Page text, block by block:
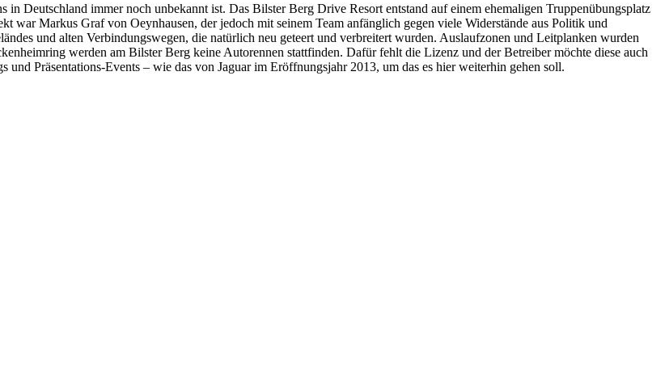
Deutschland immer noch unbekannt ist. Das Bilster Berg Drive Resort entstand auf einem ehemaligen Truppenübungsplatz
war Markus Graf von Oeynhausen, der jedoch mit seinem Team anfänglich gegen viele Widerstände aus Politik und
und alten Verbindungswegen, die natürlich neu geteert und verbreitert wurden. Auslaufzonen und Leitplanken wurden
werden am Bilster Berg keine Autorennen stattfinden. Dafür fehlt die Lizenz und der Betreiber möchte diese auch
Präsentations-Events – wie das von Jaguar im Eröffnungsjahr 2013, um das es hier weiterhin gehen soll.